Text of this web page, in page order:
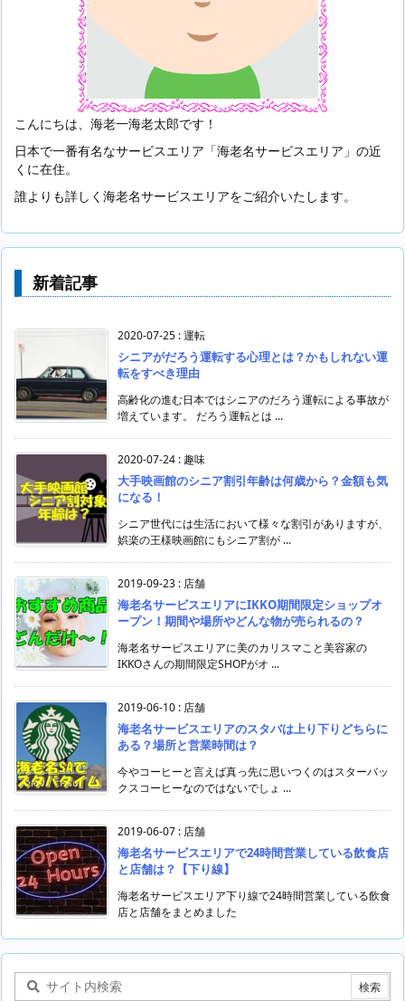
こんにちは、海老一海老太郎です！
日本で一番有名なサービスエリア「海老名サービスエリア」の近
くに在住。
誰よりも詳しく海老名サービスエリアをご紹介いたします。
新着記事
2020-07-25 :運転
シニアがだろう運転する心理とは？かもしれない運
転をすべき理由
高齢化の進む日本ではシニアのだろう運転による事故が
増えています。 だろう運転とは ...
2020-07-24 : 趣味
大手映画館のシニア割引年齢は何歳から？金額も気
になる！
シニア世代には生活において様々な割引がありますが、
娯楽の王様映画館にもシニア割が ...
2019-09-23 : 店舗
海老名サービスエリアにIKKO期間限定ショップオ
ープン！期間や場所やどんな物が売られるの？
海老名サービスエリアに美のカリスマこと美容家の
IKKOさんの期間限定SHOPがオ ...
2019-06-10 : 店舗
海老名サービスエリアのスタバは上り下りどちらに
ある？場所と営業時間は？
今やコーヒーと言えば真っ先に思いつくのはスターバッ
クスコーヒーなのではないでしょ ...
2019-06-07 : 店舗
海老名サービスエリアで24時間営業している飲食店
と店舗は？【下り線】
海老名サービスエリア下り線で24時間営業している飲食
店と店舗をまとめました